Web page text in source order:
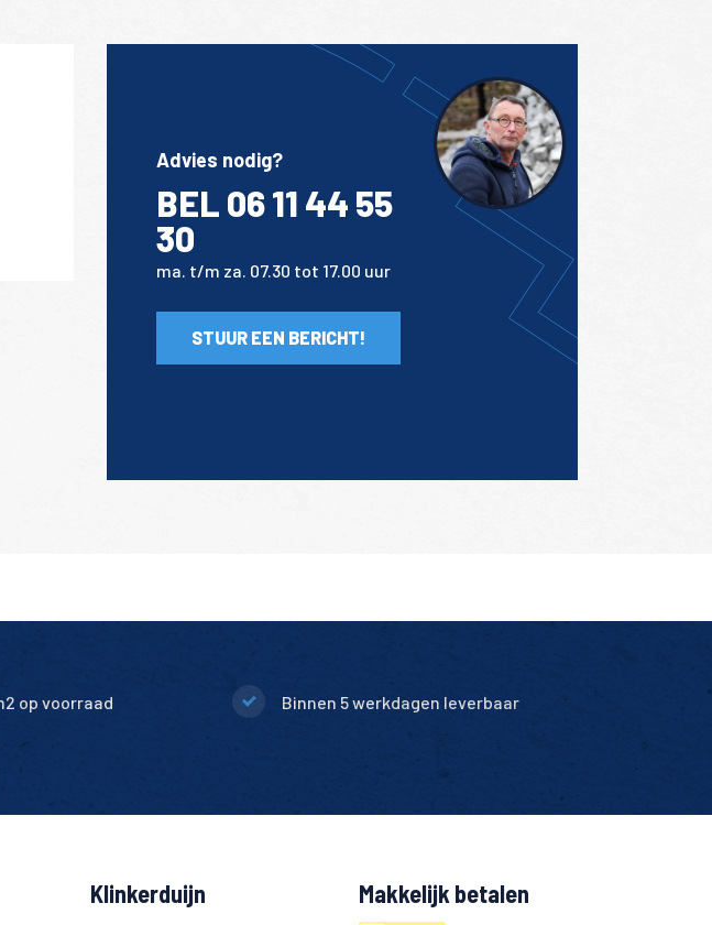
Advies nodig?
BEL 06 11 44 55
30
ma. t/m za. 07.30 tot 17.00 uur
STUUR EEN BERICHT!
op voorraad Binnen 5 werkdagen leverbaar
Klinkerduijn Makkelijk betalen